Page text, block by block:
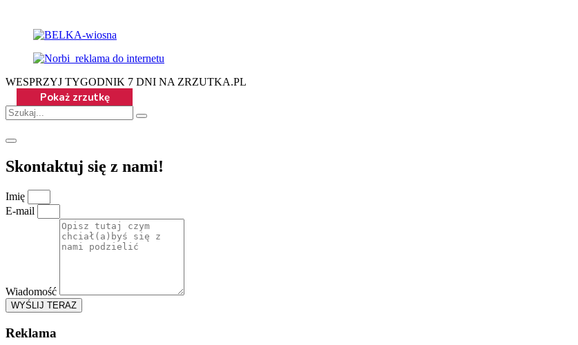
WESPRZYJ TYGODNIK 7 DNI NA ZRZUTKA.PL
Skontaktuj się z nami!
Imię
E-mail
Wiadomość
WYŚLIJ TERAZ
Reklama